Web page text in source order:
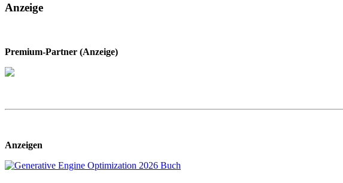
Anzeige
Premium-Partner (Anzeige)
Anzeigen